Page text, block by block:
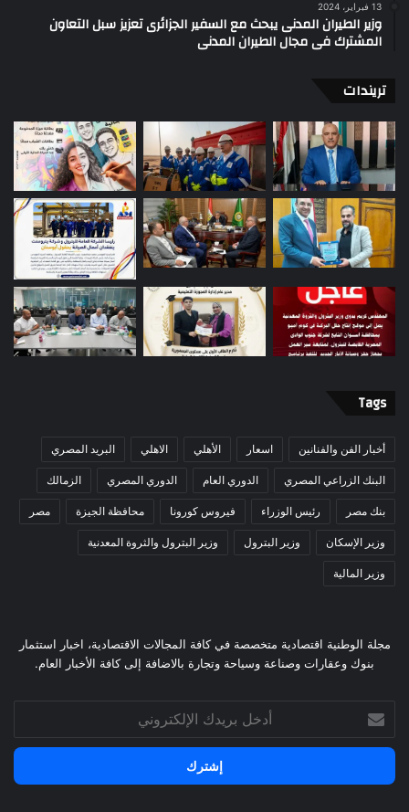
13 فبراير، 2024
وزير الطيران المدنى يبحث مع السفير الجزائرى تعزيز سبل التعاون
المشترك فى مجال الطيران المدنى
تريندات
Tags
أخبار الفن والفنانين اسعار الأهلي الاهلي البريد المصري
البنك الزراعي المصري الدوري العام الدوري المصري الزمالك
بنك مصر رئيس الوزراء فيروس كورونا محافظة الجيزة مصر
وزير الإسكان وزير البترول وزير البترول والثروة المعدنية
وزير المالية
مجلة الوطنية اقتصادية متخصصة في كافة المجالات الاقتصادية، اخبار استثمار
بنوك وعقارات وصناعة وسياحة وتجارة بالاضافة إلى كافة الأخبار العام.
بريدك
الإلكتروني